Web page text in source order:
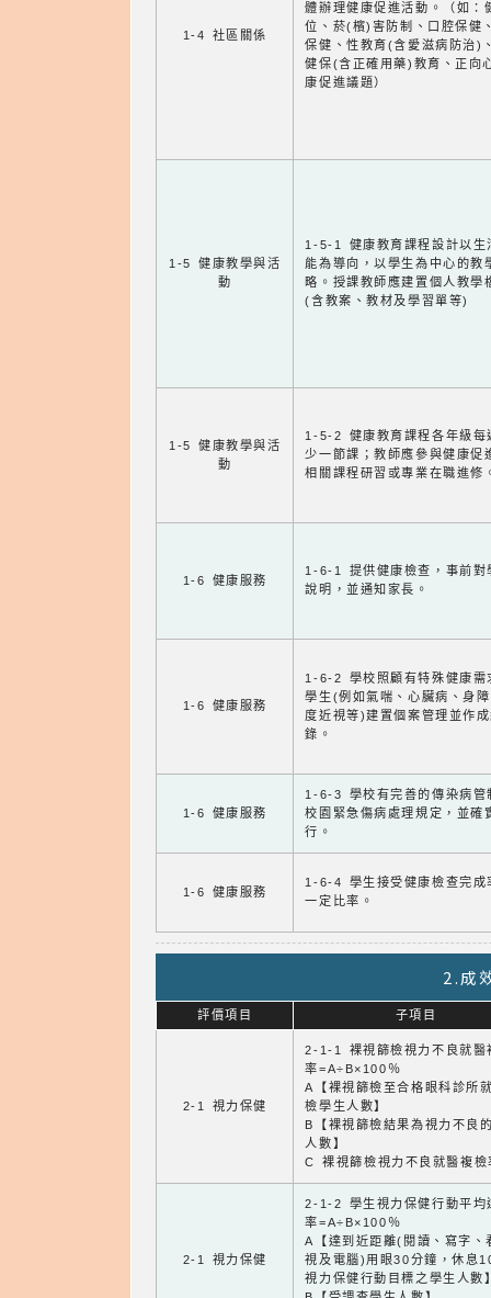
1-4 社區關係
體辦理健康促進活動。（如：
位、菸(檳)害防制、口腔保健
保健、性教育(含愛滋病防治)
健保(含正確用藥)教育、正向
康促進議題）
1-5 健康教學與活
動
1-5-1 健康教育課程設計以生
能為導向，以學生為中心的教
略。授課教師應建置個人教學
(含教案、教材及學習單等)
1-5 健康教學與活
動
1-5-2 健康教育課程各年級每
少一節課；教師應參與健康促
相關課程研習或專業在職進修
1-6 健康服務
1-6-1 提供健康檢查，事前對
說明，並通知家長。
1-6 健康服務
1-6-2 學校照顧有特殊健康需
學生(例如氣喘、心臟病、身
度近視等)建置個案管理並作
錄。
1-6 健康服務
1-6-3 學校有完善的傳染病管
校園緊急傷病處理規定，並確
行。
1-6 健康服務
1-6-4 學生接受健康檢查完成
一定比率。
2.成
評價項目 子項目
2-1 視力保健
2-1-1 裸視篩檢視力不良就醫
率=A÷B×100％
A【裸視篩檢至合格眼科診所
檢學生人數】
B【裸視篩檢結果為視力不良
人數】
C 裸視篩檢視力不良就醫複檢
2-1 視力保健
2-1-2 學生視力保健行動平均
率=A÷B×100％
A【達到近距離(閱讀、寫字、
視及電腦)用眼30分鐘，休息
視力保健行動目標之學生人數